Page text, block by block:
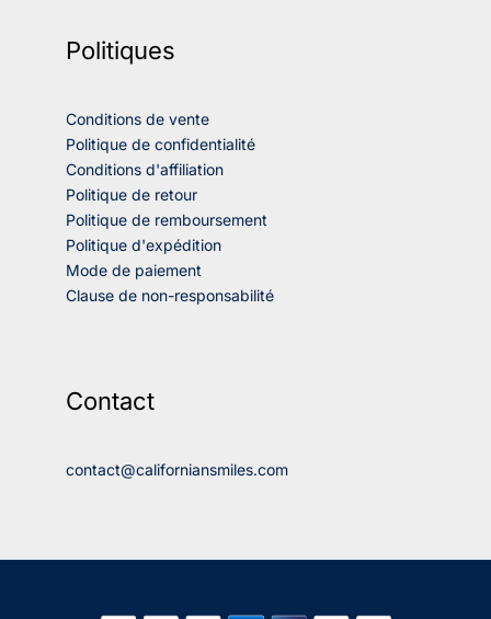
Politiques
Conditions de vente
Politique de confidentialité
Conditions d'affiliation
Politique de retour
Politique de remboursement
Politique d'expédition
Mode de paiement
Clause de non-responsabilité
Contact
contact@californiansmiles.com